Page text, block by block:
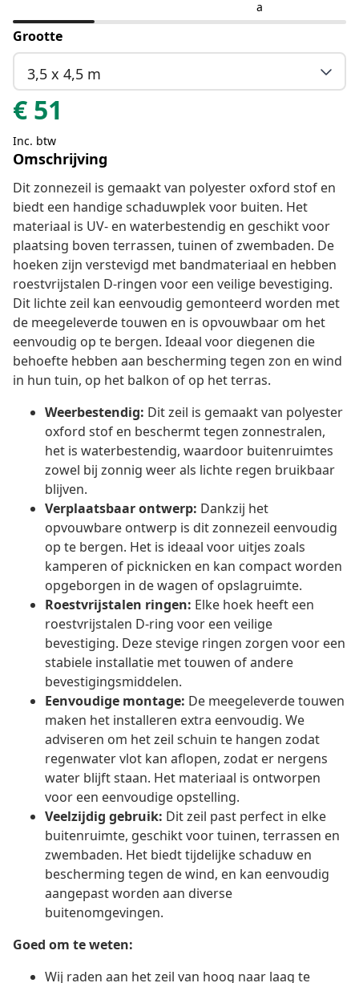
a
Grootte
3,5 x 4,5 m
€ 51
Inc. btw
Omschrijving
Dit zonnezeil is gemaakt van polyester oxford stof en
biedt een handige schaduwplek voor buiten. Het
materiaal is UV- en waterbestendig en geschikt voor
plaatsing boven terrassen, tuinen of zwembaden. De
hoeken zijn verstevigd met bandmateriaal en hebben
roestvrijstalen D-ringen voor een veilige bevestiging.
Dit lichte zeil kan eenvoudig gemonteerd worden met
de meegeleverde touwen en is opvouwbaar om het
eenvoudig op te bergen. Ideaal voor diegenen die
behoefte hebben aan bescherming tegen zon en wind
in hun tuin, op het balkon of op het terras.
Weerbestendig: Dit zeil is gemaakt van polyester
oxford stof en beschermt tegen zonnestralen,
het is waterbestendig, waardoor buitenruimtes
zowel bij zonnig weer als lichte regen bruikbaar
blijven.
Verplaatsbaar ontwerp: Dankzij het
opvouwbare ontwerp is dit zonnezeil eenvoudig
op te bergen. Het is ideaal voor uitjes zoals
kamperen of picknicken en kan compact worden
opgeborgen in de wagen of opslagruimte.
Roestvrijstalen ringen: Elke hoek heeft een
roestvrijstalen D-ring voor een veilige
bevestiging. Deze stevige ringen zorgen voor een
stabiele installatie met touwen of andere
bevestigingsmiddelen.
Eenvoudige montage: De meegeleverde touwen
maken het installeren extra eenvoudig. We
adviseren om het zeil schuin te hangen zodat
regenwater vlot kan aflopen, zodat er nergens
water blijft staan. Het materiaal is ontworpen
voor een eenvoudige opstelling.
Veelzijdig gebruik: Dit zeil past perfect in elke
buitenruimte, geschikt voor tuinen, terrassen en
zwembaden. Het biedt tijdelijke schaduw en
bescherming tegen de wind, en kan eenvoudig
aangepast worden aan diverse
buitenomgevingen.
Goed om te weten:
Wij raden aan het zeil van hoog naar laag te